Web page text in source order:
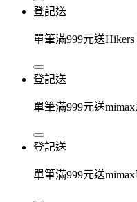
登記送
單筆滿999元送
登記送
單筆滿999元送
登記送
單筆滿999元送